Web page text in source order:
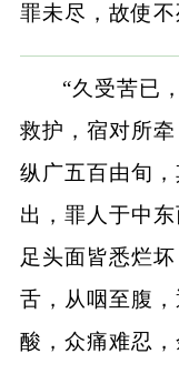
罪未尽，故使不
“久受苦已
救护，宿对所
纵广五百由旬
出，罪人于中
足头面皆悉烂
舌，从咽至腹
酸，众痛难忍，